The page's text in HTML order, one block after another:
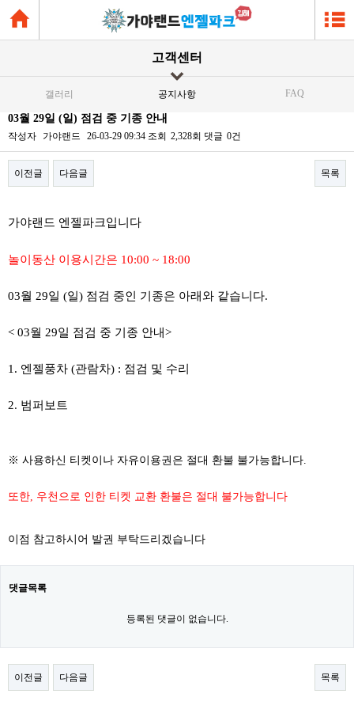
고객센터
갤러리 공지사항 FAQ
03월 29일 (일) 점검 중 기종 안내
작성자 가야랜드 26-03-29 09:34 조회 2,328회 댓글 0건
이전글 다음글 목록
가야랜드 엔젤파크입니다
놀이동산 이용시간은 10:00 ~ 18:00
03월 29일 (일) 점검 중인 기종은 아래와 같습니다.
< 03월 29일 점검 중 기종 안내>
1. 엔젤풍차 (관람차) : 점검 및 수리
2. 범퍼보트
※ 사용하신 티켓이나 자유이용권은 절대 환불 불가능합니다.
또한, 우천으로 인한 티켓 교환 환불은 절대 불가능합니다
이점 참고하시어 발권 부탁드리겠습니다
댓글목록
등록된 댓글이 없습니다.
이전글 다음글 목록